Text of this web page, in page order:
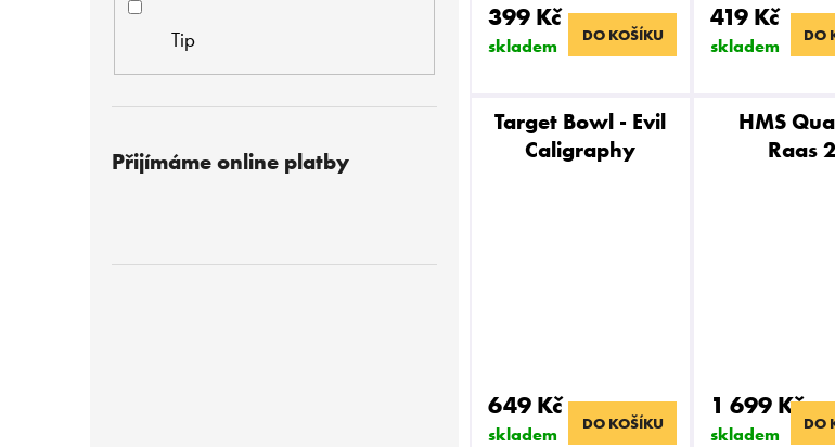
Tip
Přijímáme online platby
skladem
399 Kč
DO KOŠÍKU skladem
419 Kč
DO
Target Bowl - Evil
Caligraphy
skladem
649 Kč
DO KOŠÍKU
HMS
Raas 2
skladem
1 699 Kč
DO